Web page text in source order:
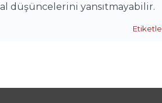
düşüncelerini yansıtmayabilir.